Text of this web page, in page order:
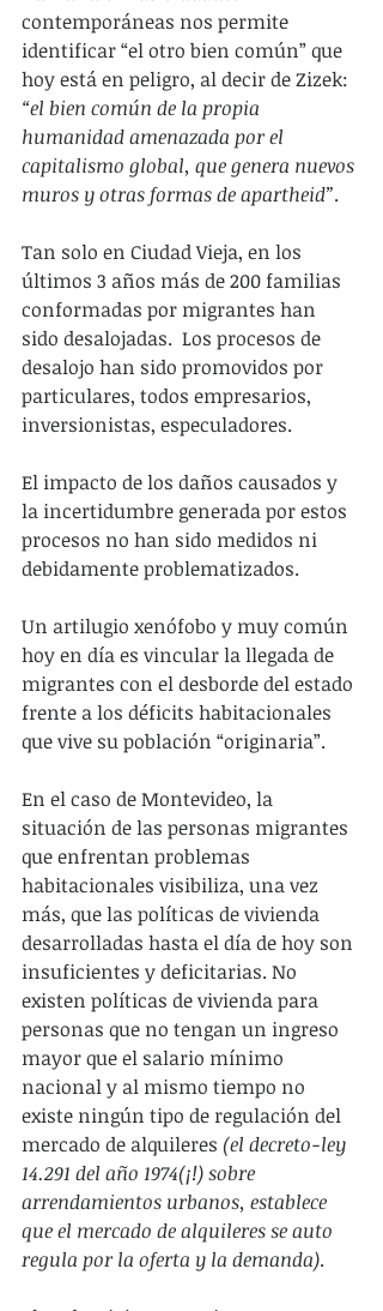
contemporáneas nos permite
identificar “el otro bien común” que
hoy está en peligro, al decir de Zizek:
“el bien común de la propia
humanidad amenazada por el
capitalismo global, que genera nuevos
muros y otras formas de apartheid”.
Tan solo en Ciudad Vieja, en los
últimos 3 años más de 200 familias
conformadas por migrantes han
sido desalojadas.  Los procesos de
desalojo han sido promovidos por
particulares, todos empresarios,
inversionistas, especuladores.
El impacto de los daños causados y
la incertidumbre generada por estos
procesos no han sido medidos ni
debidamente problematizados.
Un artilugio xenófobo y muy común
hoy en día es vincular la llegada de
migrantes con el desborde del estado
frente a los déficits habitacionales
que vive su población “originaria”.
En el caso de Montevideo, la
situación de las personas migrantes
que enfrentan problemas
habitacionales visibiliza, una vez
más, que las políticas de vivienda
desarrolladas hasta el día de hoy son
insuficientes y deficitarias. No
existen políticas de vivienda para
personas que no tengan un ingreso
mayor que el salario mínimo
nacional y al mismo tiempo no
existe ningún tipo de regulación del
mercado de alquileres (el decreto-ley
14.291 del año 1974(¡!) sobre
arrendamientos urbanos, establece
que el mercado de alquileres se auto
regula por la oferta y la demanda).